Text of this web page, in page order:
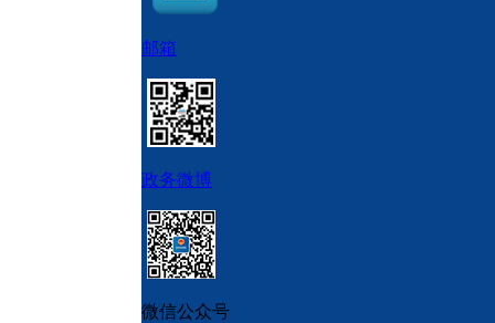
邮箱
政务微博
微信公众号